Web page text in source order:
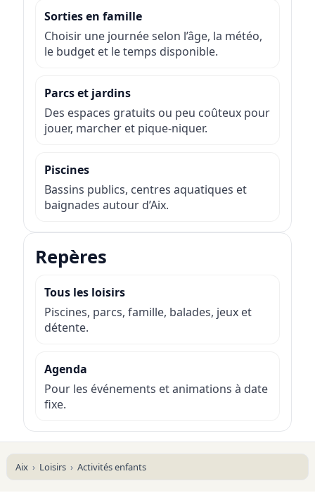
Sorties en famille
Choisir une journée selon l’âge, la météo,
le budget et le temps disponible.
Parcs et jardins
Des espaces gratuits ou peu coûteux pour
jouer, marcher et pique-niquer.
Piscines
Bassins publics, centres aquatiques et
baignades autour d’Aix.
Repères
Tous les loisirs
Piscines, parcs, famille, balades, jeux et
détente.
Agenda
Pour les événements et animations à date
fixe.
Aix Loisirs Activités enfants